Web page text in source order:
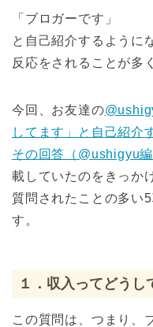
「ブロガーです」
と自己紹介するように
反応をされることが多
今回、お友達の
してます」と自己紹介
その回答（@ushigyu編
載していたのをきっか
質問されたことの多い
す。
１．収入ってどうし
この質問は、つまり、